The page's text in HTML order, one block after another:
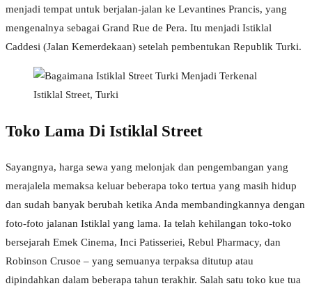
menjadi tempat untuk berjalan-jalan ke Levantines Prancis, yang
mengenalnya sebagai Grand Rue de Pera. Itu menjadi Istiklal
Caddesi (Jalan Kemerdekaan) setelah pembentukan Republik Turki.
Istiklal Street, Turki
Toko Lama Di Istiklal Street
Sayangnya, harga sewa yang melonjak dan pengembangan yang
merajalela memaksa keluar beberapa toko tertua yang masih hidup
dan sudah banyak berubah ketika Anda membandingkannya dengan
foto-foto jalanan Istiklal yang lama. Ia telah kehilangan toko-toko
bersejarah Emek Cinema, Inci Patisseriei, Rebul Pharmacy, dan
Robinson Crusoe – yang semuanya terpaksa ditutup atau
dipindahkan dalam beberapa tahun terakhir. Salah satu toko kue tua